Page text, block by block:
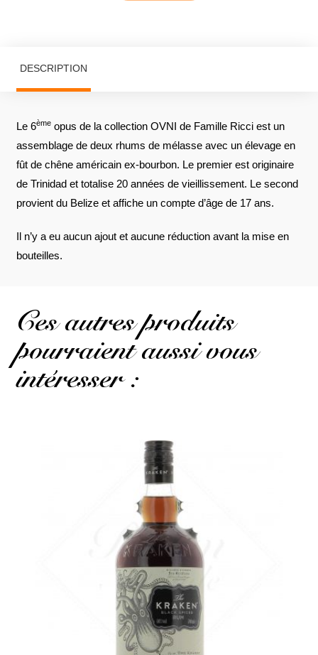
DESCRIPTION
Le 6èmeopus de la collection OVNI de Famille Ricci est un
assemblage de deux rhums de mélasse avec un élevage en
fût de chêne américain ex-bourbon. Le premier est originaire
de Trinidad et totalise 20 années de vieillissement. Le second
provient du Belize et affiche un compte d’âge de 17 ans.
Il n’y a eu aucun ajout et aucune réduction avant la mise en
bouteilles.
Ces autres produits
pourraient aussi vous
intéresser :